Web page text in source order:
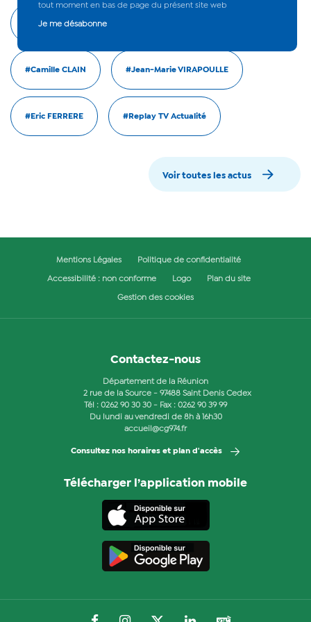
#Actualité #Cyrille MELCHIOR
#Camille CLAIN #Jean-Marie VIRAPOULLE
#Eric FERRERE #Replay TV Actualité
Voir toutes les actus
tout moment en bas de page du présent site web
Je me désabonne
Mentions Légales Politique de confidentialité
Accessibilité : non conforme Logo Plan du site
Gestion des cookies
Contactez-nous
Département de la Réunion
2 rue de la Source - 97488 Saint Denis Cedex
Tél : 0262 90 30 30 - Fax : 0262 90 39 99
Du lundi au vendredi de 8h à 16h30
accueil@cg974.fr
Consultez nos horaires et plan d'accès
Télécharger l’application mobile